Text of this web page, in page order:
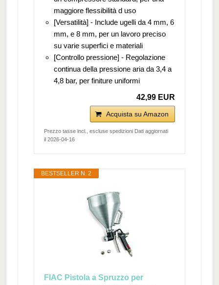
maggiore flessibilità d uso
[Versatilità] - Include ugelli da 4 mm, 6
mm, e 8 mm, per un lavoro preciso
su varie superfici e materiali
[Controllo pressione] - Regolazione
continua della pressione aria da 3,4 a
4,8 bar, per finiture uniformi
42,99 EUR
Acquista su Amazon
Prezzo tasse incl., escluse spedizioni Dati aggiornati
il 2026-04-16
BESTSELLER N. 2
FIAC Pistola a Spruzzo per